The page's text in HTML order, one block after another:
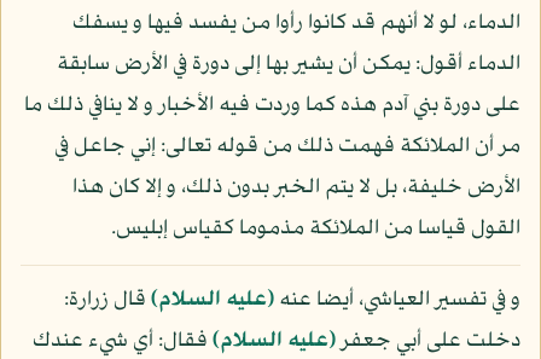
الدماء، لو لا أنهم قد كانوا رأوا من يفسد فيها و يسفك
الدماء أقول: يمكن أن يشير بها إلى دورة في الأرض سابقة
على دورة بني آدم هذه كما وردت فيه الأخبار و لا ينافي ذلك ما
مر أن الملائكة فهمت ذلك من قوله تعالى: إني جاعل في
الأرض خليفة، بل لا يتم الخبر بدون ذلك، و إلا كان هذا
القول قياسا من الملائكة مذموما كقياس إبليس.
و في تفسير العياشي، أيضا عنه(عليه السلام)قال زرارة:
دخلت على أبي جعفر(عليه السلام)فقال: أي شيء عندك